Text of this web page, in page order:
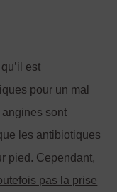
est
pour un mal
sont
les antibiotiques
pied. Cependant,
pas la prise